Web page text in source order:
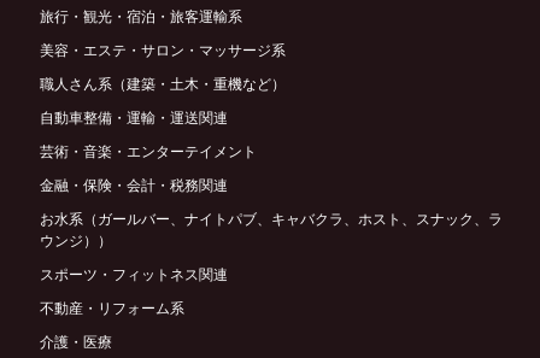
旅行・観光・宿泊・旅客運輸系
美容・エステ・サロン・マッサージ系
職人さん系（建築・土木・重機など）
自動車整備・運輸・運送関連
芸術・音楽・エンターテイメント
金融・保険・会計・税務関連
お水系（ガールバー、ナイトパブ、キャバクラ、ホスト、スナック、ラ
ウンジ））
スポーツ・フィットネス関連
不動産・リフォーム系
介護・医療